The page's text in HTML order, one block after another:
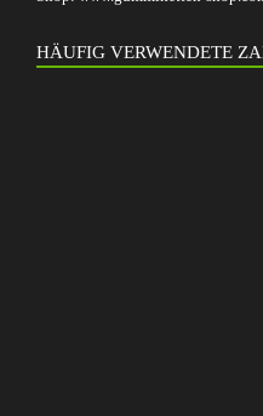
HÄUFIG VERWENDETE